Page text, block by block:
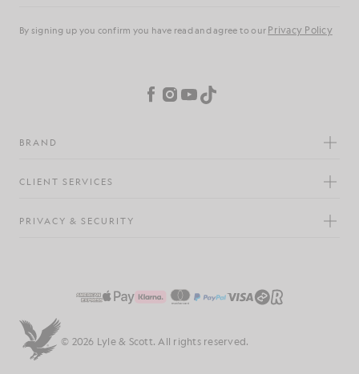
en hiermee akkoord gaat.
Facebook
Instagram
YouTube
TikTok
MERK
KLANTENSERVICE
PRIVACY & BEVEILIGING
© 2026 Lyle & Scott. Alle rechten voorbehouden.